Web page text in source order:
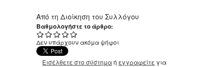
Από τη Διοίκηση του Συλλόγου
Βαθμολογήστε το άρθρο:
Δεν υπάρχουν ακόμα ψήφοι
Εισέλθετε στο σύστημαή εγγραφείτε για